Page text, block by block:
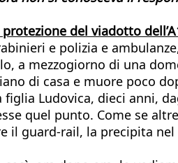
del viadotto
e polizia e
a mezzogiorno di una
di casa e muore poco
Ludovica, dieci anni,
quel punto. Come se
guard-rail, la precipita